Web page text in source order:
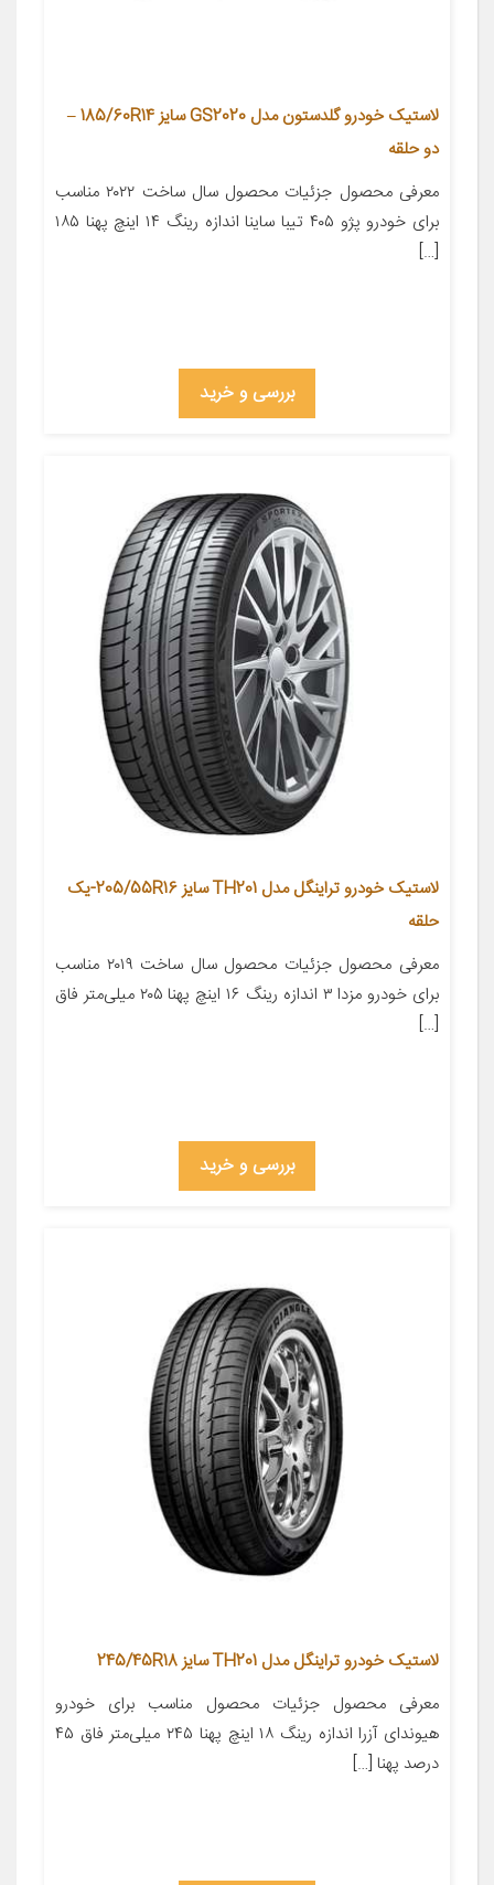
لاستیک خودرو گلدستون مدل GS2020 سایز 185/60R14 –
دو حلقه
معرفی محصول جزئیات محصول سال ساخت ۲۰۲۲ مناسب
برای خودرو پژو ۴۰۵ تیبا ساینا اندازه رینگ ۱۴ اینچ پهنا ۱۸۵
[…]
بررسی و خرید
لاستیک خودرو تراینگل مدل TH201 سایز 205/55R16-یک
حلقه
معرفی محصول جزئیات محصول سال ساخت ۲۰۱۹ مناسب
برای خودرو مزدا ۳ اندازه رینگ ۱۶ اینچ پهنا ۲۰۵ میلی‌متر فاق
[…]
بررسی و خرید
لاستیک خودرو تراینگل مدل TH201 سایز 245/45R18
معرفی محصول جزئیات محصول مناسب برای خودرو
هیوندای آزرا اندازه رینگ ۱۸ اینچ پهنا ۲۴۵ میلی‌متر فاق ۴۵
درصد پهنا […]